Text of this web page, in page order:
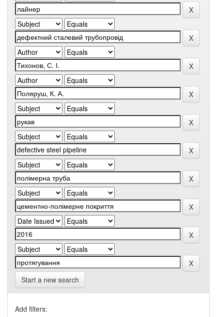
Start a new search
Add filters: